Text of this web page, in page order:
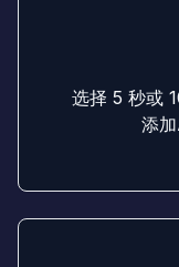
选择 5 秒或
添